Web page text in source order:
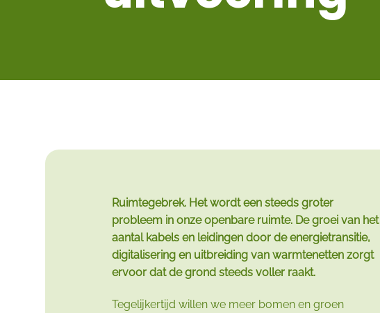
Ruimtegebrek. Het wordt een steeds groter
probleem in onze openbare ruimte. De groei van het
aantal kabels en leidingen door de energietransitie,
digitalisering en uitbreiding van warmtenetten zorgt
ervoor dat de grond steeds voller raakt.
Tegelijkertijd willen we meer bomen en groen